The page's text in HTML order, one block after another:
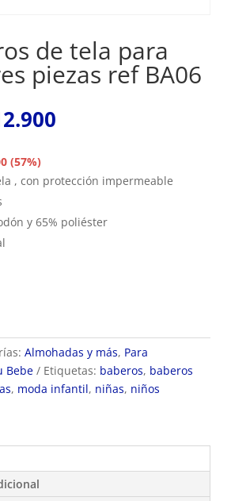
de tela para
piezas ref BA06
es:
$12.900.
(57%)
, con protección impermeable
y 65% poliéster
Almohadas y más, Para
Bebe Etiquetas: baberos, baberos
, moda infantil, niñas, niños